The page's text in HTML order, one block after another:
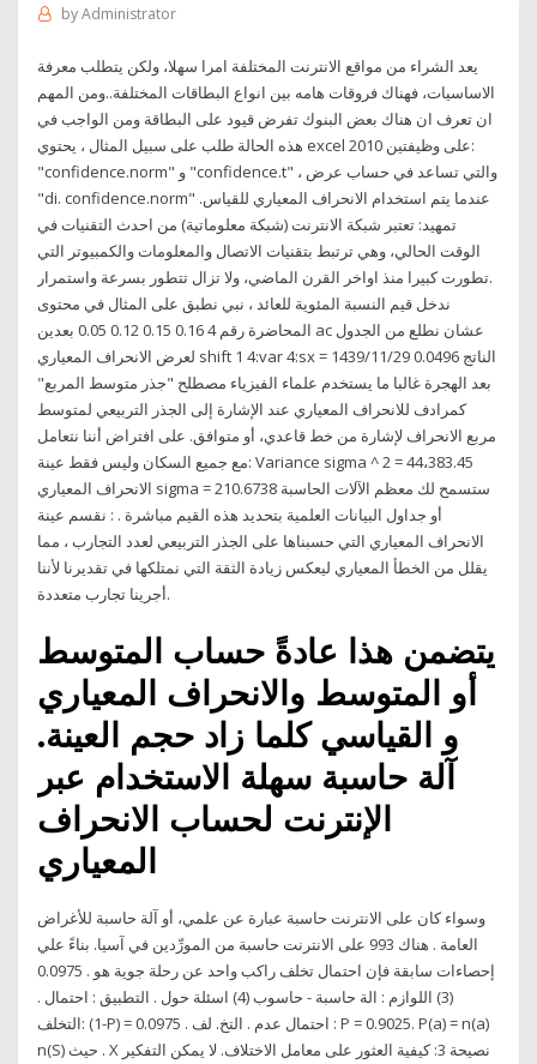
byAdministrator
يعد الشراء من مواقع الانترنت المختلفة امرا سهلا، ولكن يتطلب معرفة
الاساسيات، فهناك فروقات هامه بين انواع البطاقات المختلفة..ومن المهم
ان تعرف ان هناك بعض البنوك تفرض قيود على البطاقة ومن الواجب في
هذه الحالة طلب على سبيل المثال ، يحتوي excel 2010 على وظيفتين:
"confidence.norm" و "confidence.t" ، والتي تساعد في حساب عرض
"di. confidence.norm" عندما يتم استخدام الانحراف المعياري للقياس.
تمهيد: تعتبر شبكة الانترنت (شبكة معلوماتية) من احدث التقنيات في
الوقت الحالي، وهي ترتبط بتقنيات الاتصال والمعلومات والكمبيوتر التي
تطورت كبيرا منذ اواخر القرن الماضي، ولا تزال تتطور بسرعة واستمرار.
ندخل قيم النسبة المئوية للعائد ، نبي نطبق على المثال في محتوى
المحاضرة رقم 4 0.16 0.15 0.12 0.05 بعدين ac عشان نطلع من الجدول
لعرض الانحراف المعياري shift 1 4:var 4:sx = الناتج 0.0496 29‏‏/11‏‏/1439
بعد الهجرة غالبا ما يستخدم علماء الفيزياء مصطلح "جذر متوسط المربع"
كمرادف للانحراف المعياري عند الإشارة إلى الجذر التربيعي لمتوسط
مربع الانحراف لإشارة من خط قاعدي، أو متوافق. على افتراض أننا نتعامل
مع جميع السكان وليس فقط عينة: Variance sigma ^ 2 = 44،383.45
الانحراف المعياري sigma = 210.6738 ستسمح لك معظم الآلات الحاسبة
أو جداول البيانات العلمية بتحديد هذه القيم مباشرة . : نقسم عينة
الانحراف المعياري التي حسبناها على الجذر التربيعي لعدد التجارب ، مما
يقلل من الخطأ المعياري ليعكس زيادة الثقة التي نمتلكها في تقديرنا لأننا
أجرينا تجارب متعددة.
يتضمن هذا عادةً حساب المتوسط
​​أو المتوسط ​​والانحراف المعياري
و القياسي كلما زاد حجم العينة.
آلة حاسبة سهلة الاستخدام عبر
الإنترنت لحساب الانحراف
وسواء كان على الانترنت حاسبة عبارة عن علمي، أو آلة حاسبة للأغراض
العامة . هناك 993 على الانترنت حاسبة من المورِّدين في آسيا. بناءً علي
إحصاءات سابقة فإن احتمال تخلف راكب واحد عن رحلة جوية هو . 0.0975
(3) اللوازم : الة حاسبة - حاسوب (4) اسئلة حول . التطبيق : احتمال .
التخلف: (1-P) = 0.0975 . احتمال عدم . التخ. لف : P = 0.9025. P(a) = n(a)
n(S) حيث . X نصيحة 3: كيفية العثور على معامل الاختلاف. لا يمكن التفكير